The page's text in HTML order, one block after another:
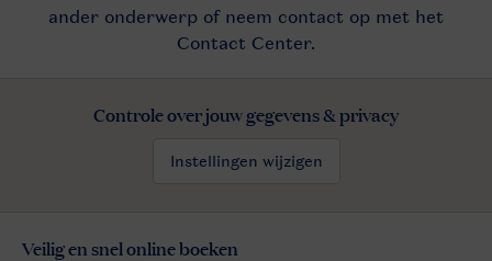
Controle over jouw gegevens & privacy
Instellingen wijzigen
Veilig en snel online boeken